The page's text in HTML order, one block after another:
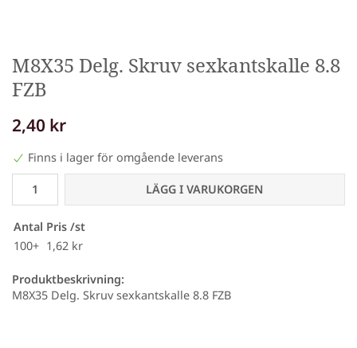
M8X35 Delg. Skruv sexkantskalle 8.8
FZB
2,40 kr
Finns i lager för omgående leverans
LÄGG I VARUKORGEN
Antal Pris /st
100+ 1,62 kr
Produktbeskrivning:
M8X35 Delg. Skruv sexkantskalle 8.8 FZB